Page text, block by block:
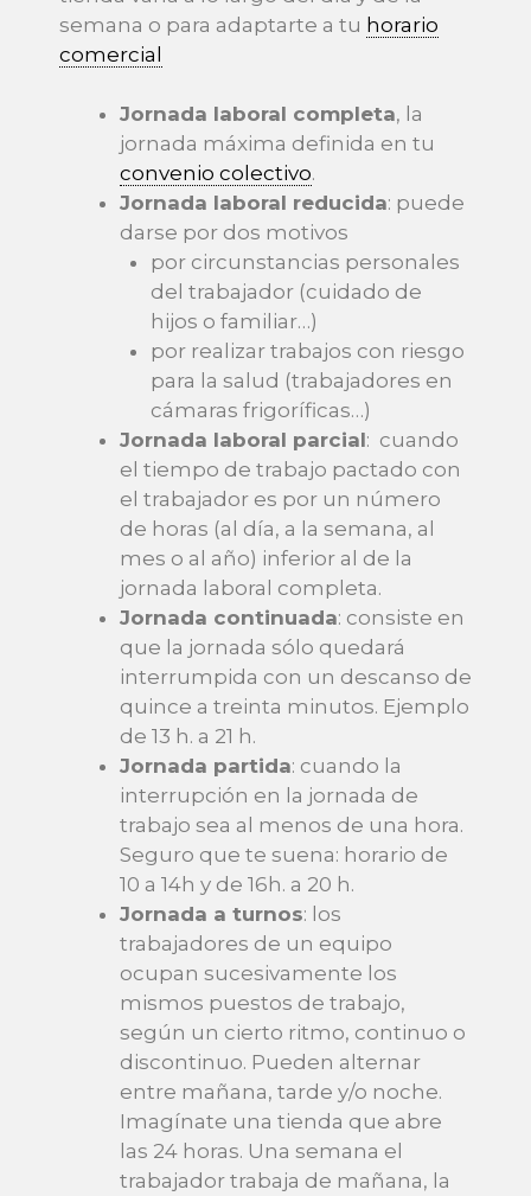
semana o para adaptarte a tu horario
comercial
Jornada laboral completa, la
jornada máxima definida en tu
convenio colectivo.
Jornada laboral reducida: puede
darse por dos motivos
por circunstancias personales
del trabajador (cuidado de
hijos o familiar…)
por realizar trabajos con riesgo
para la salud (trabajadores en
cámaras frigoríficas…)
Jornada laboral parcial: cuando
el tiempo de trabajo pactado con
el trabajador es por un número
de horas (al día, a la semana, al
mes o al año) inferior al de la
jornada laboral completa.
Jornada continuada: consiste en
que la jornada sólo quedará
interrumpida con un descanso de
quince a treinta minutos. Ejemplo
de 13 h. a 21 h.
Jornada partida: cuando la
interrupción en la jornada de
trabajo sea al menos de una hora.
Seguro que te suena: horario de
10 a 14h y de 16h. a 20 h.
Jornada a turnos: los
trabajadores de un equipo
ocupan sucesivamente los
mismos puestos de trabajo,
según un cierto ritmo, continuo o
discontinuo. Pueden alternar
entre mañana, tarde y/o noche.
Imagínate una tienda que abre
las 24 horas. Una semana el
trabajador trabaja de mañana, la